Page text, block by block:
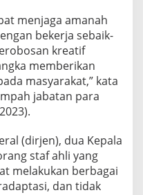
menjaga amanah
bekerja sebaik-
kreatif
memberikan
masyarakat,” kata
jabatan para
(dirjen), dua Kepala
staf ahli yang
melakukan berbagai
dan tidak